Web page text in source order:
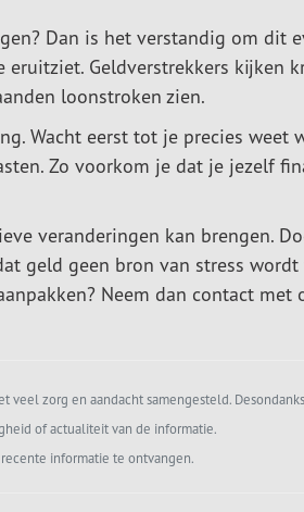
Dan is het verstandig om dit
Geldverstrekkers kijken
loonstroken zien.
Wacht eerst tot je precies weet
Zo voorkom je dat je jezelf
veranderingen kan brengen.
geld geen bron van stress
Neem dan contact met
zorg en aandacht samengesteld.
of actualiteit van de informatie.
informatie te ontvangen.